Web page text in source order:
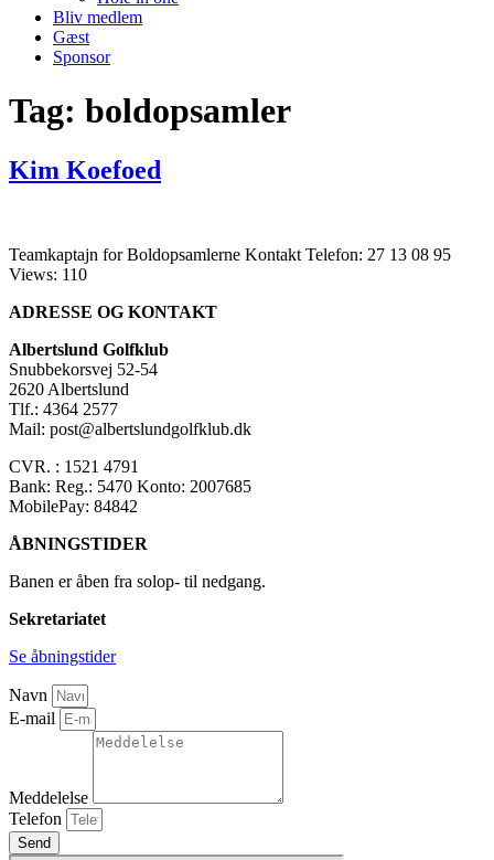
Bliv medlem
Gæst
Sponsor
Tag: boldopsamler
Kim Koefoed
Teamkaptajn for Boldopsamlerne Kontakt Telefon: 27 13 08 95
Views: 110
ADRESSE OG KONTAKT
Albertslund Golfklub
Snubbekorsvej 52-54
2620 Albertslund
Tlf.: 4364 2577
Mail: post@albertslundgolfklub.dk
CVR. : 1521 4791
Bank: Reg.: 5470 Konto: 2007685
MobilePay: 84842
ÅBNINGSTIDER
Banen er åben fra solop- til nedgang.
Sekretariatet
Se åbningstider
Navn
E-mail
Meddelelse
Telefon
Send